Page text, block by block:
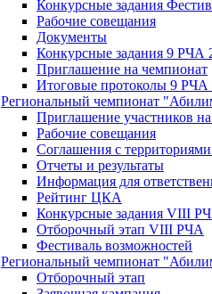
Конкурсные задания
Рабочие совещания
Документы
Конкурсные задания 9 РЧА
Приглашение на чемпионат
Итоговые протоколы 9 РЧА
Региональный чемпионат
Приглашение участников
Рабочие совещания
Соглашения с
Отчеты и результаты
Информация для
Рейтинг ЦКА
Конкурсные задания VIII
Отборочный этап VIII РЧА
Фестиваль возможностей
Региональный чемпионат
Отборочный этап